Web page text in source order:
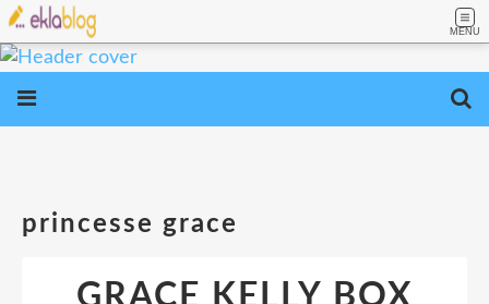
MENU
princesse grace
GRACE KELLY BOX